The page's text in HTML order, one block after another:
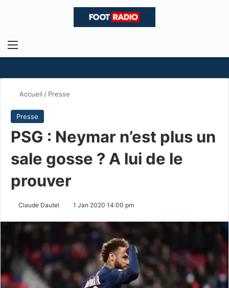
Menu
Accueil / Presse
Presse
PSG : Neymar n’est plus un
sale gosse ? A lui de le
prouver
Claude Dautel 1 Jan 2020 14:00 pm